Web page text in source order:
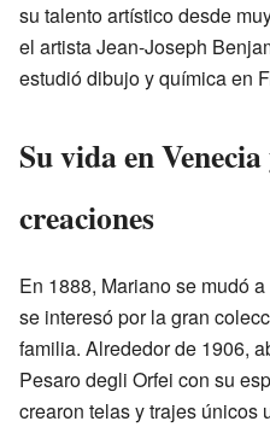
su talento artístico desde
el artista Jean-Joseph
estudió dibujo y química en
Su vida en
creaciones
En 1888, Mariano se mudó
se interesó por la gran
familia. Alrededor de 1906,
Pesaro degli Orfei con su
crearon telas y trajes únicos